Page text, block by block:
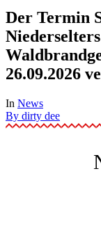
Der Termin
26.09.2026
In News
By dirty dee